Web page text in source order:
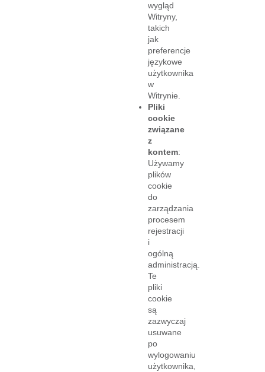
wygląd
Witryny,
takich
jak
preferencje
językowe
użytkownika
w
Witrynie.
Pliki
cookie
związane
z
kontem:
Używamy
plików
cookie
do
zarządzania
procesem
rejestracji
i
ogólną
administracją.
Te
pliki
cookie
są
zazwyczaj
usuwane
po
wylogowaniu
użytkownika,